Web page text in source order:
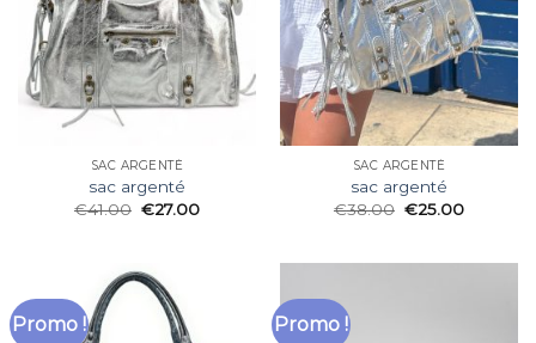
SAC ARGENTÉ
sac argenté
€41.00 €27.00
SAC ARGENTÉ
sac argenté
€38.00 €25.00
Promo ! Promo !